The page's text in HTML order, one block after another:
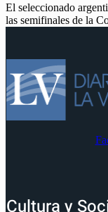
El seleccionado
las semifinales de la
Cultura y